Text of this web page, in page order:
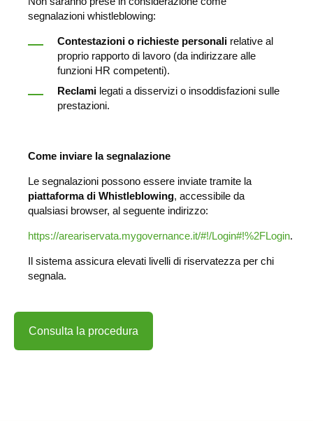
segnalazioni whistleblowing:
Contestazioni o richieste personali relative al
proprio rapporto di lavoro (da indirizzare alle
funzioni HR competenti).
Reclami legati a disservizi o insoddisfazioni sulle
prestazioni.
Come inviare la segnalazione
Le segnalazioni possono essere inviate tramite la
piattaforma di Whistleblowing, accessibile da
qualsiasi browser, al seguente indirizzo:
https://areariservata.mygovernance.it/#!/Login#!%2FLogin.
Il sistema assicura elevati livelli di riservatezza per chi
segnala.
Consulta la procedura